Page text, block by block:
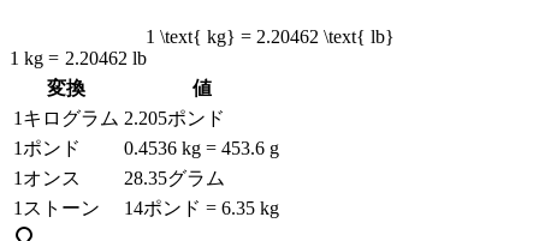
1 \text{ kg} = 2.20462 \text{ lb}
1 kg = 2.20462 lb
変換
値
1キログラム 2.205ポンド
1ポンド
0.4536 kg = 453.6 g
1オンス
28.35グラム
1ストーン
14ポンド = 6.35 kg